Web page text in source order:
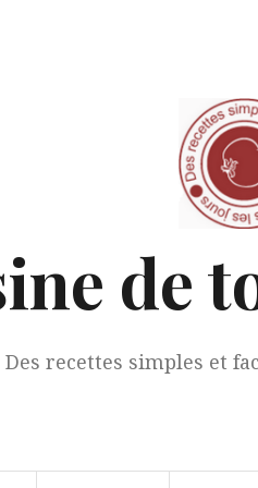
de
Des recettes simples et